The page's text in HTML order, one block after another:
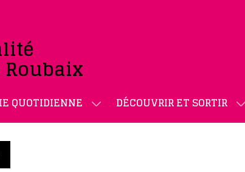
QUOTIDIENNE DÉCOUVRIR ET SORTIR